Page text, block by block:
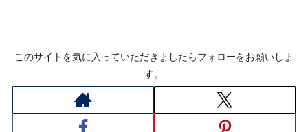
このサイトを気に入っていただきましたらフォローをお願いしま
す。